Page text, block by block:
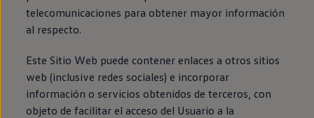
telecomunicaciones para obtener mayor información
al respecto.
Este Sitio Web puede contener enlaces a otros sitios
web (inclusive redes sociales) e incorporar
información o servicios obtenidos de terceros, con
objeto de facilitar el acceso del Usuario a la